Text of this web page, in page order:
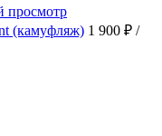
просмотр
(камуфляж) 1 900 ₽ /